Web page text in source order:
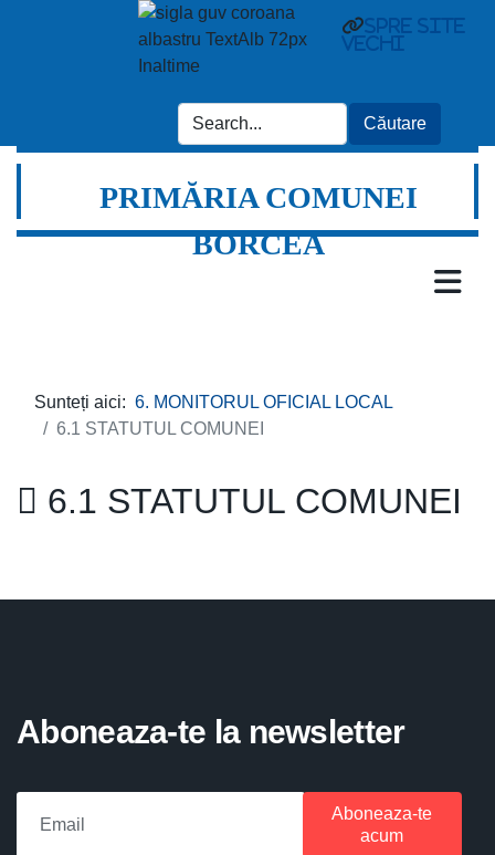
spre site
vechi
PRIMĂRIA COMUNEI
BORCEA
Sunteți aici: 6. MONITORUL OFICIAL LOCAL
6.1 STATUTUL COMUNEI
6.1 STATUTUL COMUNEI
Aboneaza-te la newsletter
Aboneaza-te
acum